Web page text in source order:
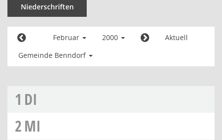
Niederschriften
Februar 2000
Aktuell
Gemeinde Benndorf
1 DI
2MI